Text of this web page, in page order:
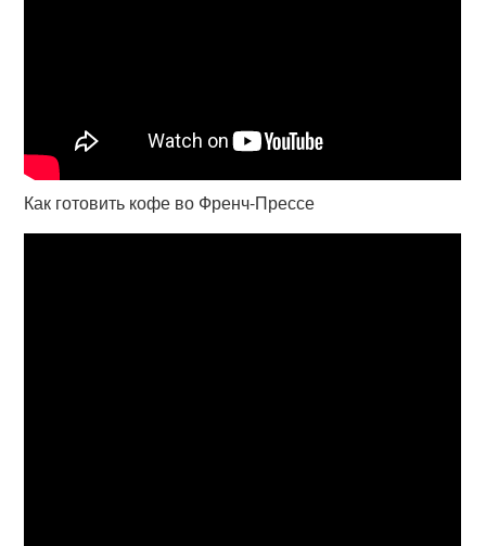
Как готовить кофе во Френч-Прессе